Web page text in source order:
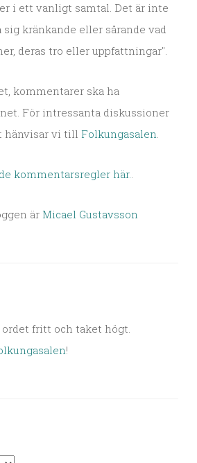
i ett vanligt samtal. Det är inte
kränkande eller sårande vad
deras tro eller uppfattningar".
kommentarer ska ha
För intressanta diskussioner
hänvisar vi till Folkungasalen.
kommentarsregler här..
är Micael Gustavsson
fritt och taket högt.
!